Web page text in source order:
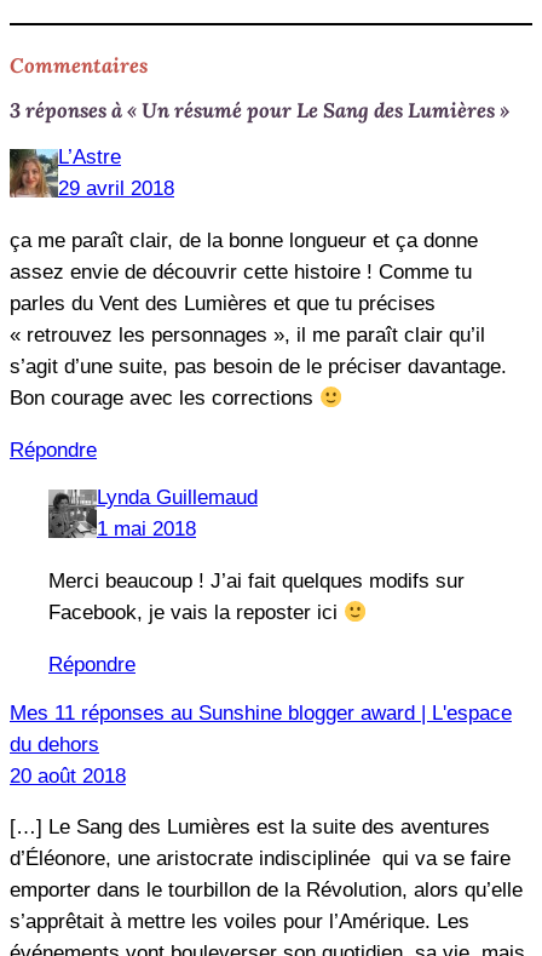
Commentaires
3 réponses à « Un résumé pour Le Sang des Lumières »
L’Astre
29 avril 2018
ça me paraît clair, de la bonne longueur et ça donne
assez envie de découvrir cette histoire ! Comme tu
parles du Vent des Lumières et que tu précises
« retrouvez les personnages », il me paraît clair qu’il
s’agit d’une suite, pas besoin de le préciser davantage.
Bon courage avec les corrections
Répondre
Lynda Guillemaud
1 mai 2018
Merci beaucoup ! J’ai fait quelques modifs sur
Facebook, je vais la reposter ici
Répondre
Mes 11 réponses au Sunshine blogger award | L'espace
du dehors
20 août 2018
[…] Le Sang des Lumières est la suite des aventures
d’Éléonore, une aristocrate indisciplinée qui va se faire
emporter dans le tourbillon de la Révolution, alors qu’elle
s’apprêtait à mettre les voiles pour l’Amérique. Les